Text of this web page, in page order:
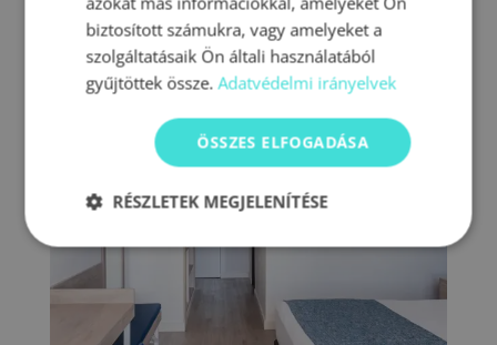
biztosított számukra, vagy amelyeket a
szolgáltatásaik Ön általi használatából
gyűjtöttek össze.Adatvédelmi irányelvek
ÖSSZES ELFOGADÁSA
RÉSZLETEK MEGJELENÍTÉSE